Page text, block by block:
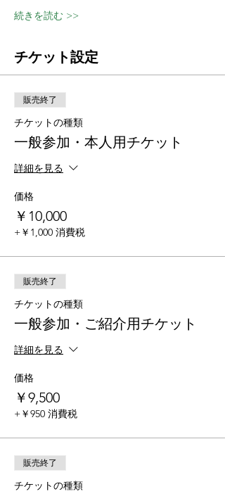
続きを読む >>
チケット設定
販売終了
チケットの種類
一般参加・本人用チケット
詳細を見る
価格
￥10,000
+￥1,000 消費税
販売終了
チケットの種類
一般参加・ご紹介用チケット
詳細を見る
価格
￥9,500
+￥950 消費税
販売終了
チケットの種類